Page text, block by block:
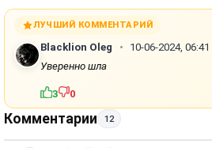
т
ЛУЧШИЙ КОММЕНТАРИЙ
Blacklion Oleg
10-06-2024, 06:41
Уверенно шла
3 0
Комментарии 12